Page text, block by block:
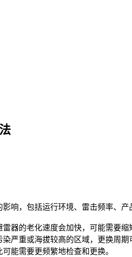
响，包括运行环境、雷击频率、
器的老化速度会加快，可能需要
严重或海拔较高的区域，更换周期
能需要更频繁地检查和更换。